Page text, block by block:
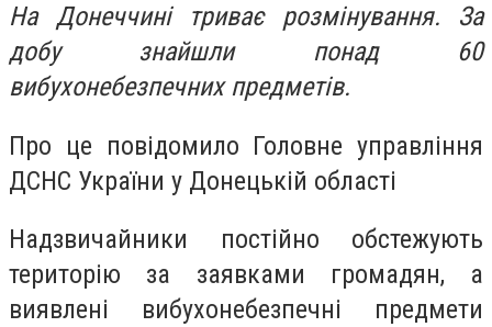
На Донеччині триває розмінування. За
добу знайшли понад 60
вибухонебезпечних предметів.
Про це повідомило Головне управління
ДСНС України у Донецькій області
Надзвичайники постійно обстежують
територію за заявками громадян, а
виявлені вибухонебезпечні предмети